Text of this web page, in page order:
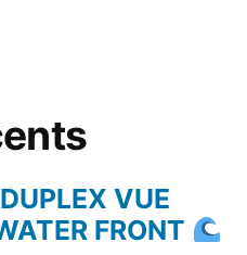
VUE
FRONT